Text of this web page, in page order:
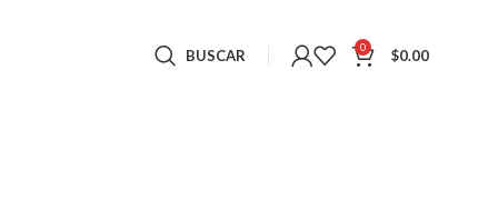
BUSCAR 0 $0.00